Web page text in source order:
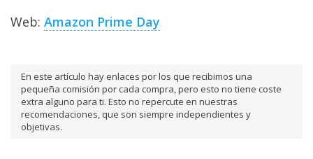
Web: Amazon Prime Day
En este artículo hay enlaces por los que recibimos una
pequeña comisión por cada compra, pero esto no tiene coste
extra alguno para ti. Esto no repercute en nuestras
recomendaciones, que son siempre independientes y
objetivas.